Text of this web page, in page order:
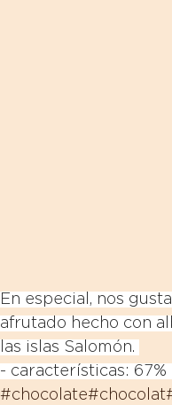
En especial, nos
afrutado hecho con
las islas Salomón.
- características: 67%
#chocolate#chocolat